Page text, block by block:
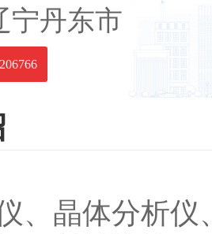
宁丹东市
、晶体分析仪